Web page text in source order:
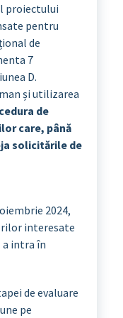
proiectului
pentru
de
7
D.
și utilizarea
de
care, până
solicitările de
2024,
interesate
a intra în
de evaluare
pe